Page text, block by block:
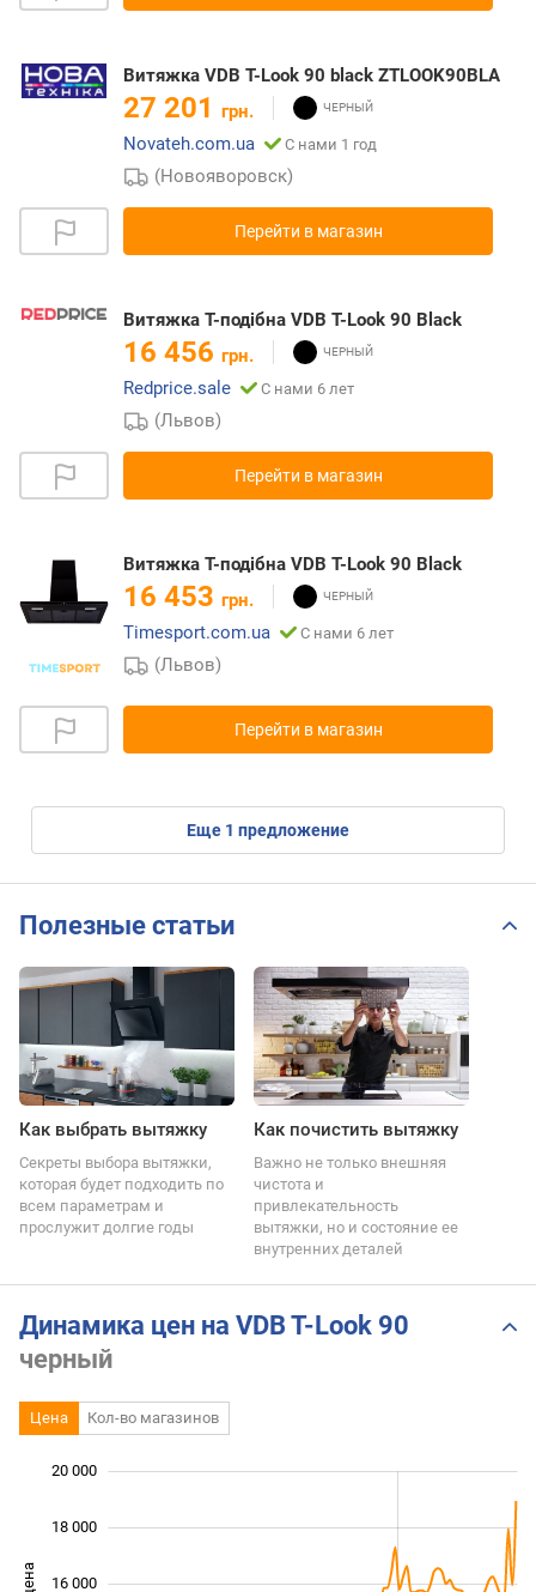
Витяжка VDB T-Look 90 black ZTLOOK90BLA
27 201 грн.
Novateh.com.ua
С нами 1 год
(Новояворовск)
Перейти в магазин
Витяжка Т-подібна VDB T-Look 90 Black
16 456 грн.
Redprice.sale
С нами 6 лет
(Львов)
Перейти в магазин
Витяжка Т-подібна VDB T-Look 90 Black
16 453 грн.
Timesport.com.ua
С нами 6 лет
(Львов)
Перейти в магазин
eще 1 предложение
Полезные статьи
Как выбрать вытяжку
Секреты выбора вытяжки,
которая будет подходить по
всем параметрам и
прослужит долгие годы
Как почистить вытяжку
Важно не только внешняя
чистота и
привлекательность
вытяжки, но и состояние ее
внутренних деталей
Динамика цен на VDB T-Look 90
черный
Цена Кол-во магазинов
16 000
18 000
20 000